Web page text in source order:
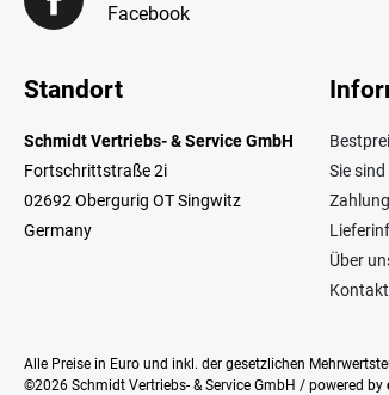
Facebook
Standort
Schmidt Vertriebs- & Service GmbH
Fortschrittstraße 2i
02692 Obergurig OT Singwitz
Germany
Sie
Über
Kontakt
Alle Preise in Euro und inkl. der gesetzlichen
©2026 Schmidt Vertriebs- & Service GmbH / powered by